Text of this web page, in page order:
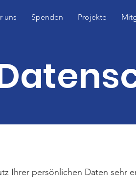
uns Spenden Projekte
Ihrer persönlichen Daten sehr